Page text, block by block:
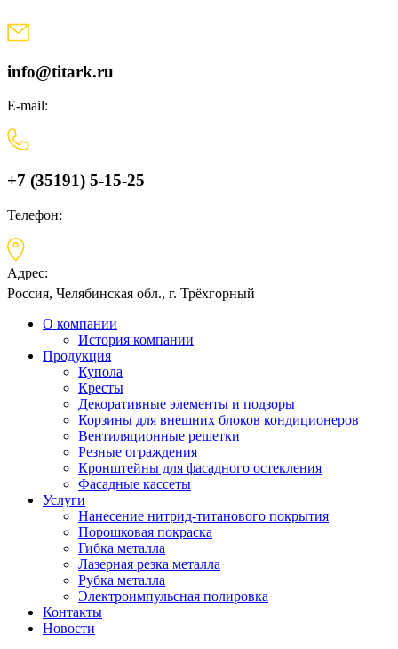
to
content
info@titark.ru
E-mail:
+7 (35191) 5-15-25
Телефон:
Адрес:
Россия, Челябинская обл., г. Трёхгорный
О компании
История компании
Продукция
Купола
Кресты
Декоративные элементы и подзоры
Корзины для внешних блоков кондиционеров
Вентиляционные решетки
Резные ограждения
Кронштейны для фасадного остекления
Фасадные кассеты
Услуги
Нанесение нитрид-титанового покрытия
Порошковая покраска
Гибка металла
Лазерная резка металла
Рубка металла
Электроимпульсная полировка
Контакты
Новости